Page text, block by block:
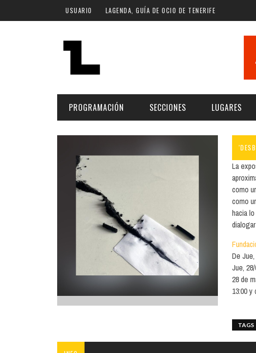
Pasar al contenido principal
USUARIO LAGENDA, GUÍA DE OCIO DE TENERIFE
PROGRAMACIÓN
FECHA
Hoy
Plan Finde
Norte
Santa
Islas
SECCIONES
INFANTIL
LUGARES
ARTE | MUSEOS
SALAS Y
ESPACIOS
LOCALES CON
COMERCIO
FORMATIVO
La
como
como
hacia
De
Jue,
28 de
13:00 y
TAGS